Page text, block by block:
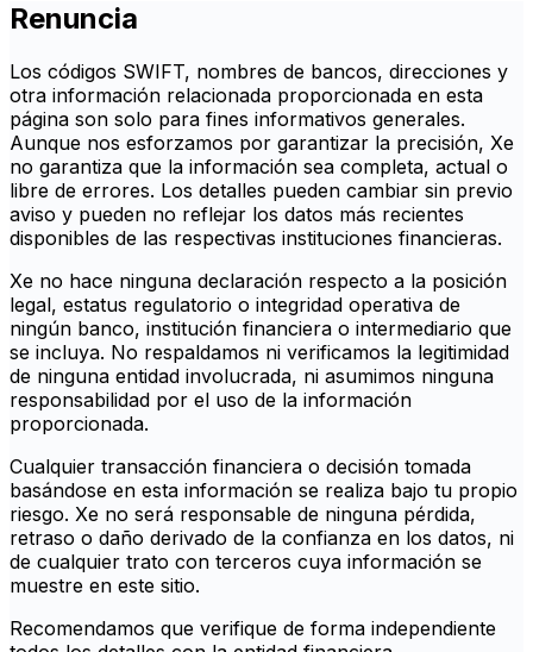
Renuncia
Los códigos SWIFT, nombres de bancos, direcciones y
otra información relacionada proporcionada en esta
página son solo para fines informativos generales.
Aunque nos esforzamos por garantizar la precisión, Xe
no garantiza que la información sea completa, actual o
libre de errores. Los detalles pueden cambiar sin previo
aviso y pueden no reflejar los datos más recientes
disponibles de las respectivas instituciones financieras.
Xe no hace ninguna declaración respecto a la posición
legal, estatus regulatorio o integridad operativa de
ningún banco, institución financiera o intermediario que
se incluya. No respaldamos ni verificamos la legitimidad
de ninguna entidad involucrada, ni asumimos ninguna
responsabilidad por el uso de la información
proporcionada.
Cualquier transacción financiera o decisión tomada
basándose en esta información se realiza bajo tu propio
riesgo. Xe no será responsable de ninguna pérdida,
retraso o daño derivado de la confianza en los datos, ni
de cualquier trato con terceros cuya información se
muestre en este sitio.
Recomendamos que verifique de forma independiente